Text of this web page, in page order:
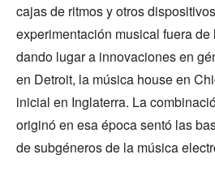
cajas de ritmos y otros
experimentación musical fuera
dando lugar a innovaciones en
en Detroit, la música house en
inicial en Inglaterra. La
originó en esa época sentó las
de subgéneros de la música